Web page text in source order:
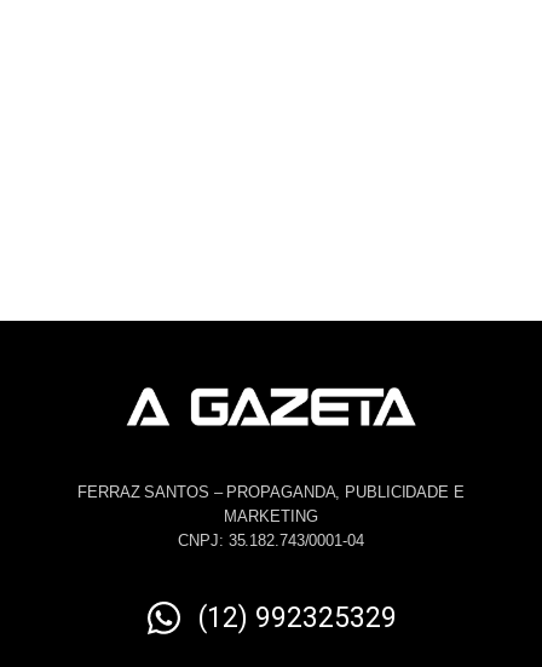
FERRAZ SANTOS – PROPAGANDA, PUBLICIDADE E
MARKETING
CNPJ: 35.182.743/0001-04
(12) 992325329